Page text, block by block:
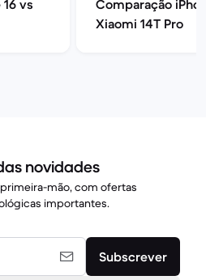
vs
Comparação
Xiaomi 14T Pro
novidades
mão, com ofertas
importantes.
Subscrever